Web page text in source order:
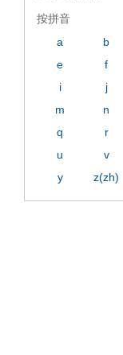
按拼音
a
b
e
f
i
j
m
n
q
r
u
v
y
z(zh)